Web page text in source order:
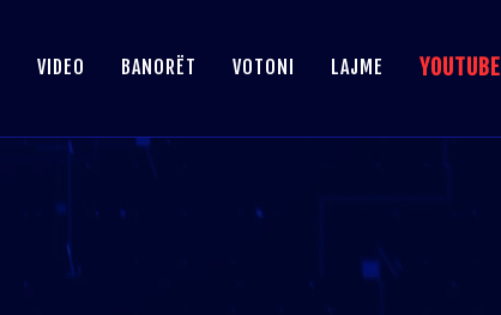
VIDEO BANORËT VOTONI LAJME YOUTUBE